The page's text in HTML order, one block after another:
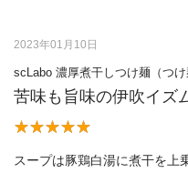
2023年01月10日
scLabo 濃厚煮干しつけ麺（つけ
苦味も旨味の伊吹イズ
スープは豚鶏白湯に煮干を上